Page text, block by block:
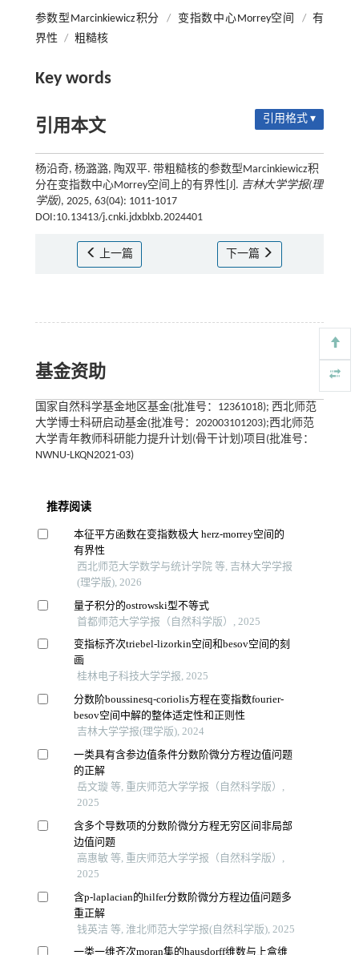
参数型Marcinkiewicz积分 / 变指数中心Morrey空间 / 有
界性 / 粗糙核
Key words
引用本文 引用格式 ▾
杨沿奇, 杨潞潞, 陶双平. 带粗糙核的参数型Marcinkiewicz积
分在变指数中心Morrey空间上的有界性[J]. 吉林大学学报(理
学版), 2025, 63(04): 1011-1017
DOI:10.13413/j.cnki.jdxblxb.2024401
上一篇 下一篇
基金资助
国家自然科学基金地区基金(批准号：12361018); 西北师范
大学博士科研启动基金(批准号：202003101203);西北师范
大学青年教师科研能力提升计划(骨干计划)项目(批准号：
NWNU-LKQN2021-03)